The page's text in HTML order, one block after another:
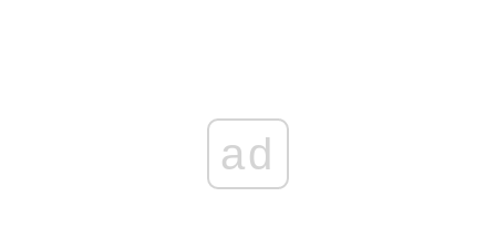
ad